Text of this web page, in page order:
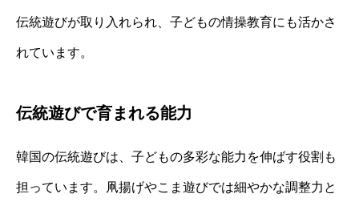
伝統遊びが取り入れられ、子どもの情操教育にも活かさ
れています。
伝統遊びで育まれる能力
韓国の伝統遊びは、子どもの多彩な能力を伸ばす役割も
担っています。凧揚げやこま遊びでは細やかな調整力と